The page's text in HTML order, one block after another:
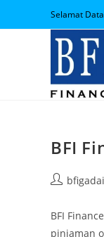
Selamat
BFI
BFI
pinjaman